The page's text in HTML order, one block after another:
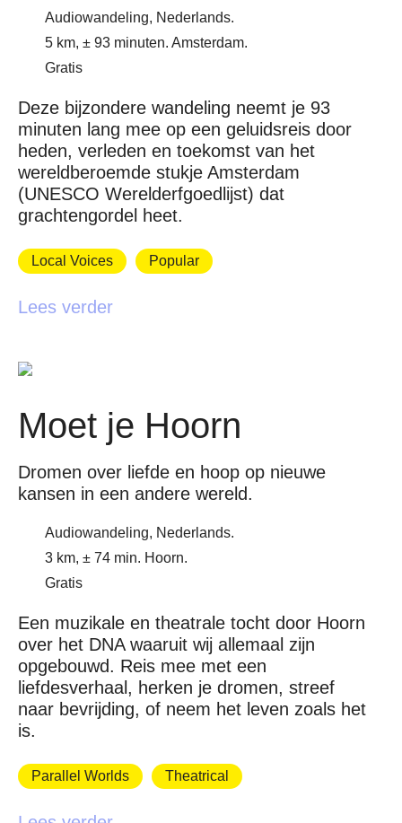
Audiowandeling, Nederlands.
5 km, ± 93 minuten. Amsterdam.
Gratis
Deze bijzondere wandeling neemt je 93
minuten lang mee op een geluidsreis door
heden, verleden en toekomst van het
wereldberoemde stukje Amsterdam
(UNESCO Werelderfgoedlijst) dat
grachtengordel heet.
Local Voices Popular
Lees verder
Moet je Hoorn
Dromen over liefde en hoop op nieuwe
kansen in een andere wereld.
Audiowandeling, Nederlands.
3 km, ± 74 min. Hoorn.
Gratis
Een muzikale en theatrale tocht door Hoorn
over het DNA waaruit wij allemaal zijn
opgebouwd. Reis mee met een
liefdesverhaal, herken je dromen, streef
naar bevrijding, of neem het leven zoals het
is.
Parallel Worlds Theatrical